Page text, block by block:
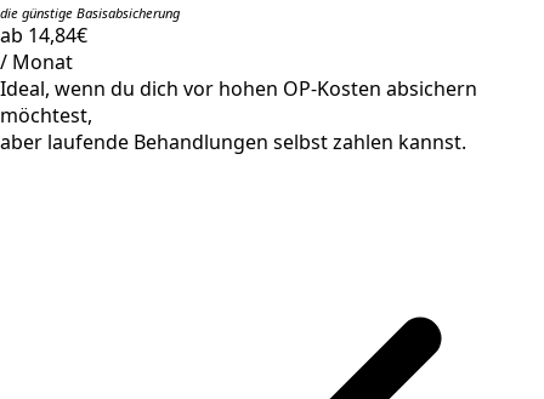
die günstige Basisabsicherung
ab 14,84€
/ Monat
Ideal, wenn du dich vor hohen OP-Kosten absichern
möchtest,
aber laufende Behandlungen selbst zahlen kannst.